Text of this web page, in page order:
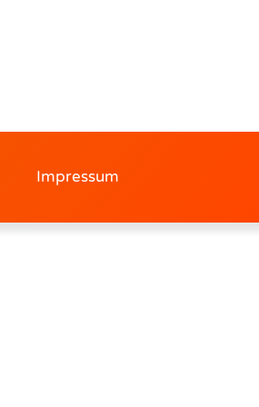
Impressum